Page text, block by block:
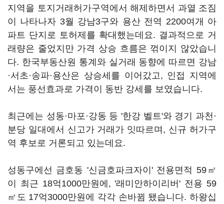
지역을 토지거래허가구역에서 해제하면서 과열 조짐
이 나타나자 3월 강남3구와 용산 전역 2200여개 아
파트 단지로 토허제를 확대했는데요. 결과적으로 거
래량은 줄었지만 가격 상승 흐름은 꺾이지 않았습니
다. 한국부동산원 통계와 실거래 동향에 따르면 강남
·서초·송파·용산은 상승세를 이어갔고, 인접 지역에
서는 풍선효과로 가격이 동반 강세를 보였습니다.
최근에는 성동·마포·강동 등 '한강 벨트'와 경기 과천·
분당 일대에서 신고가 거래가 잇따르며, 신규 허가구
역 후보로 거론되고 있는데요.
성동구에선 금호동 '신금호파크자이' 전용면적 59㎡
이 최근 18억1000만원에, '래미안하이리버' 전용 59
㎡도 17억3000만원에 각각 손바뀜 됐습니다. 하왕십